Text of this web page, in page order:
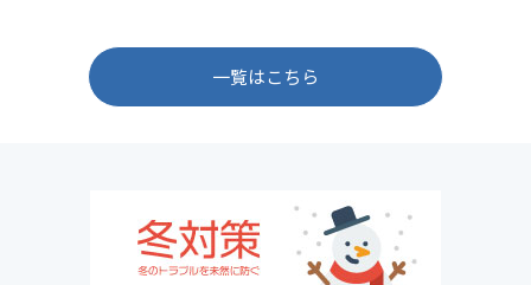
一覧はこちら